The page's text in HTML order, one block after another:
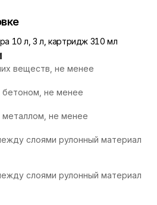
10 л, 3 л, картридж 310 мл
веществ, не менее
бетоном, не менее
металлом, не менее
слоями рулонный материал
слоями рулонный материал